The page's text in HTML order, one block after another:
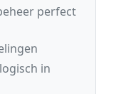
perfect
in